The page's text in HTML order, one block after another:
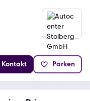
Kontakt Parken